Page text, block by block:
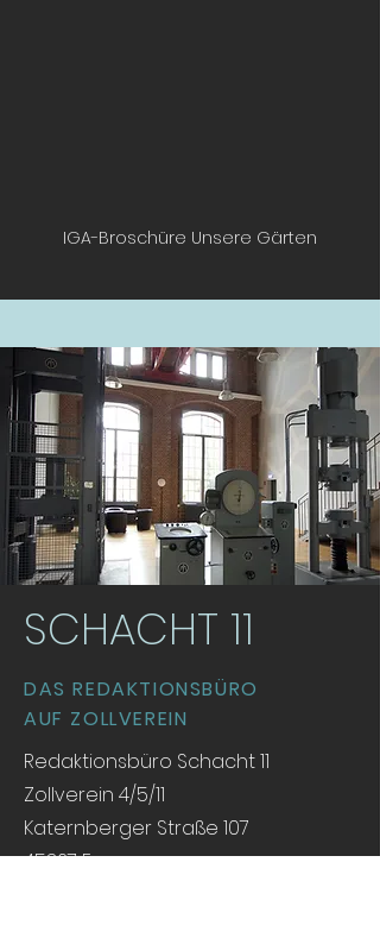
IGA-Broschüre Unsere Gärten
SCHACHT 11
DAS REDAKTIONSBÜRO
AUF ZOLLVEREIN
Redaktionsbüro Schacht 11
Zollverein 4/5/11
Katernberger Straße 107
45327 Essen